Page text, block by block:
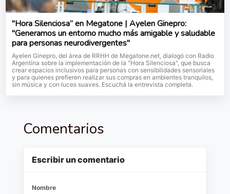
"Hora Silenciosa” en Megatone | Ayelen Ginepro:
"Generamos un entorno mucho más amigable y saludable
para personas neurodivergentes"
Ayelen Ginepro, del área de RRHH de Megatone.net, dialogó con Radio
Argentina sobre la implementación de la "Hora Silenciosa", que busca
crear espacios inclusivos para personas con sensibilidades sensoriales
y para quienes prefieren realizar sus compras en ambientes tranquilos,
sin música y con luces suaves. Escuchá la entrevista completa.
Comentarios
Escribir un comentario
Nombre